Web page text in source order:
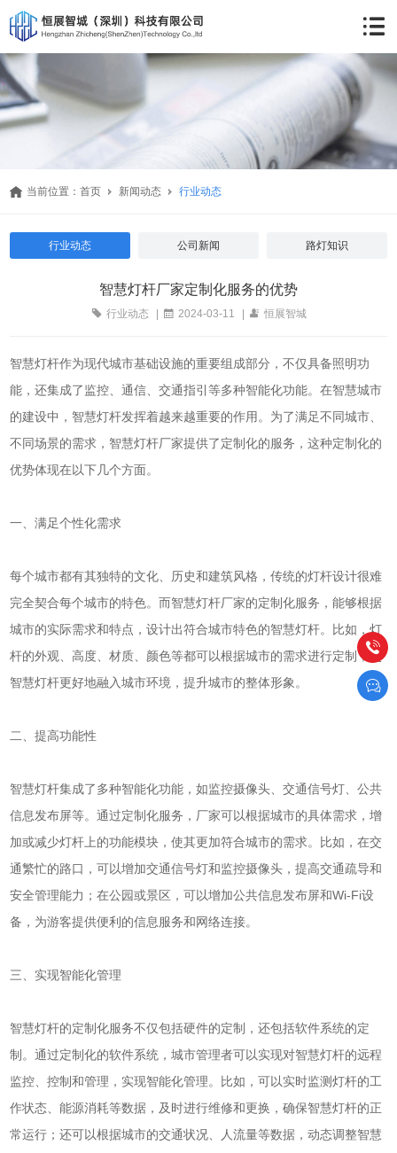
当前位置：首页 新闻动态 行业动态
行业动态 公司新闻 路灯知识
智慧灯杆厂家定制化服务的优势
行业动态 2024-03-11 恒展智城
智慧灯杆作为现代城市基础设施的重要组成部分，不仅具备照明功
能，还集成了监控、通信、交通指引等多种智能化功能。在智慧城市
的建设中，智慧灯杆发挥着越来越重要的作用。为了满足不同城市、
不同场景的需求，智慧灯杆厂家提供了定制化的服务，这种定制化的
优势体现在以下几个方面。
一、满足个性化需求
每个城市都有其独特的文化、历史和建筑风格，传统的灯杆设计很难
完全契合每个城市的特色。而智慧灯杆厂家的定制化服务，能够根据
城市的实际需求和特点，设计出符合城市特色的智慧灯杆。比如，灯
杆的外观、高度、材质、颜色等都可以根据城市的需求进行定制，使
智慧灯杆更好地融入城市环境，提升城市的整体形象。
二、提高功能性
智慧灯杆集成了多种智能化功能，如监控摄像头、交通信号灯、公共
信息发布屏等。通过定制化服务，厂家可以根据城市的具体需求，增
加或减少灯杆上的功能模块，使其更加符合城市的需求。比如，在交
通繁忙的路口，可以增加交通信号灯和监控摄像头，提高交通疏导和
安全管理能力；在公园或景区，可以增加公共信息发布屏和Wi-Fi设
备，为游客提供便利的信息服务和网络连接。
三、实现智能化管理
智慧灯杆的定制化服务不仅包括硬件的定制，还包括软件系统的定
制。通过定制化的软件系统，城市管理者可以实现对智慧灯杆的远程
监控、控制和管理，实现智能化管理。比如，可以实时监测灯杆的工
作状态、能源消耗等数据，及时进行维修和更换，确保智慧灯杆的正
常运行；还可以根据城市的交通状况、人流量等数据，动态调整智慧